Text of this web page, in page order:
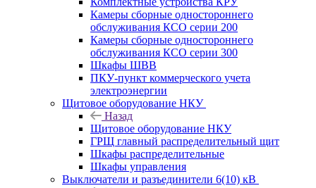
Камеры сборные одностороннего
обслуживания КСО серии 200
Камеры сборные одностороннего
обслуживания КСО серии 300
Шкафы ШВВ
ПКУ-пункт коммерческого учета
электроэнергии
Щитовое оборудование НКУ
Назад
Щитовое оборудование НКУ
ГРЩ главный распределительный щит
Шкафы распределительные
Шкафы управления
Выключатели и разъединители 6(10) кВ